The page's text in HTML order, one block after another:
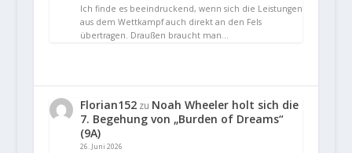
Ich finde es beeindruckend, wenn sich die Leistungen
aus dem Wettkampf auch direkt an den Fels
übertragen. Draußen braucht man…
Florian152zu Noah Wheeler holt sich die
7. Begehung von „Burden of Dreams“
(9A)
26. Juni 2026